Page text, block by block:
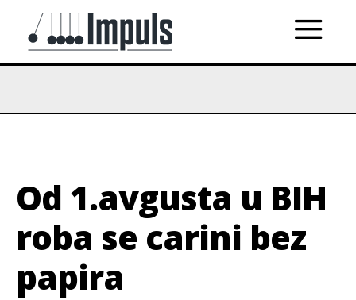
Od 1.avgusta u BIH
roba se carini bez
papira